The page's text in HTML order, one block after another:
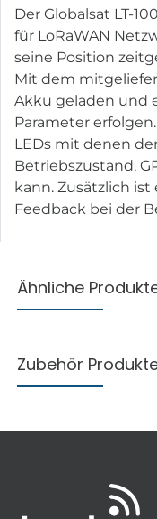
Der Globalsat LT-
für LoRaWAN
seine Position
Mit dem
Akku geladen und
Parameter
LEDs mit denen
Betriebszustand,
kann. Zusätzlich
Feedback bei der
Ähnliche
Zubehör